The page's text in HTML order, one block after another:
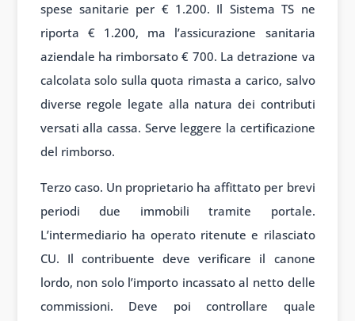
spese sanitarie per € 1.200. Il Sistema TS ne
riporta € 1.200, ma l’assicurazione sanitaria
aziendale ha rimborsato € 700. La detrazione va
calcolata solo sulla quota rimasta a carico, salvo
diverse regole legate alla natura dei contributi
versati alla cassa. Serve leggere la certificazione
del rimborso.
Terzo caso. Un proprietario ha affittato per brevi
periodi due immobili tramite portale.
L’intermediario ha operato ritenute e rilasciato
CU. Il contribuente deve verificare il canone
lordo, non solo l’importo incassato al netto delle
commissioni. Deve poi controllare quale